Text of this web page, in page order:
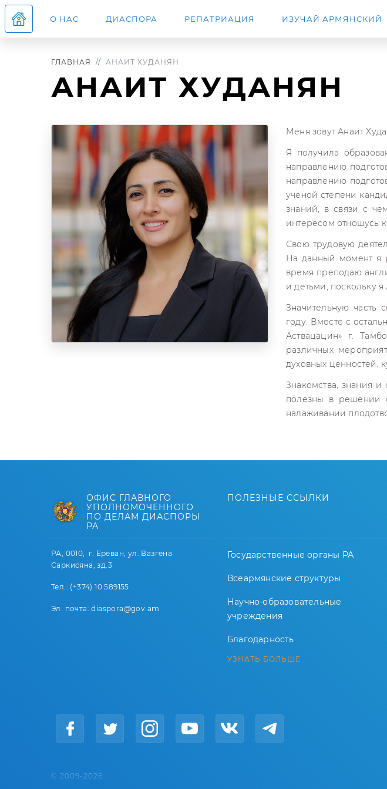
О НАС ДИАСПОРА РЕПАТРИАЦИЯ ИЗУЧАЙ АРМЯНСКИЙ
ГЛАВНАЯ АНАИТ ХУДАНЯН
АНАИТ ХУДАНЯН
Меня зовут Анаит
Я получила
направлению
направлению
ученой степени
знаний, в связи с
интересом отношусь
Свою трудовую
На данный момент я
время преподаю
и детьми, поскольку
Значительную часть
году. Вместе с
Аствацацин» г.
различных
духовных ценностей,
Знакомства, знания
полезны в решении
налаживании
ОФИС ГЛАВНОГО
УПОЛНОМОЧЕННОГО
ПО ДЕЛАМ ДИАСПОРЫ
РА
РА, 0010, г. Ереван, ул. Вазгена
Саркисяна, зд.3
Тел.: (+374) 10 589155
Эл. почта: diaspora@gov.am
ПОЛЕЗНЫЕ ССЫЛКИ
Государственные органы РА
Всеармянские структуры
Научно-образовательные
учреждения
Благодарность
УЗНАТЬ БОЛЬШЕ
© 2009-2026